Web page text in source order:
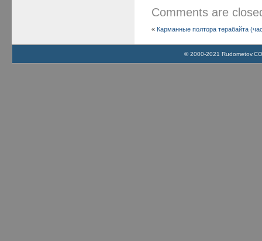
Comments are
« Карманные полтора терабайта
© 2000-2021